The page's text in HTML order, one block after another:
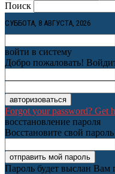
Поиск
СУББОТА, 8 АВГУСТА, 2026
войти в систему
Добро пожаловать!
Forgot your password? Get
восстановление пароля
Восстановите свой пароль
Пароль будет выслан Вам